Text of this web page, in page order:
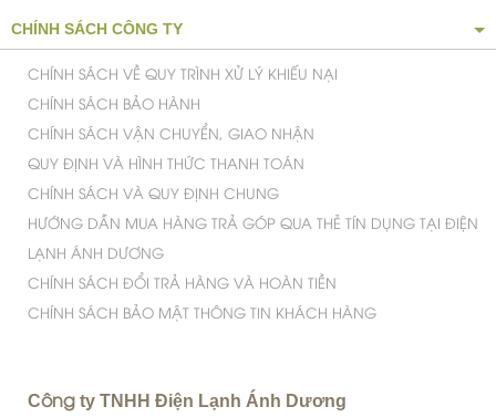
CHÍNH SÁCH CÔNG TY
CHÍNH SÁCH VỀ QUY TRÌNH XỬ LÝ KHIẾU NẠI
CHÍNH SÁCH BẢO HÀNH
CHÍNH SÁCH VẬN CHUYỂN, GIAO NHẬN
QUY ĐỊNH VÀ HÌNH THỨC THANH TOÁN
CHÍNH SÁCH VÀ QUY ĐỊNH CHUNG
HƯỚNG DẪN MUA HÀNG TRẢ GÓP QUA THẺ TÍN DỤNG TẠI ĐIỆN
LẠNH ÁNH DƯƠNG
CHÍNH SÁCH ĐỔI TRẢ HÀNG VÀ HOÀN TIỀN
CHÍNH SÁCH BẢO MẬT THÔNG TIN KHÁCH HÀNG
Công ty TNHH Điện Lạnh Ánh Dương